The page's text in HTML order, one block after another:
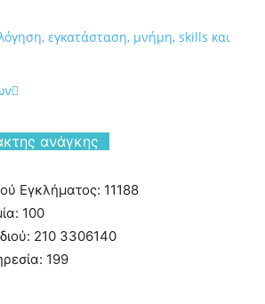
εγκατάσταση, μνήμη, skills και
ανάγκης
Εγκλήματος: 11188
100
210 3306140
199